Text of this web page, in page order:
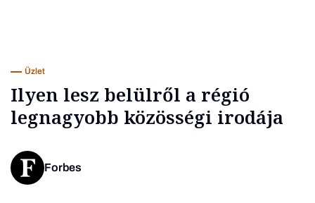
Üzlet
Ilyen lesz belülről a régió
legnagyobb közösségi irodája
Forbes